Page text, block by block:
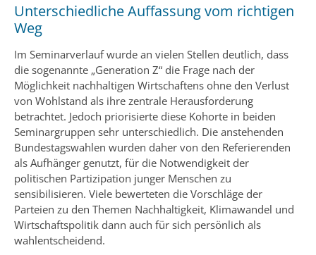
Unterschiedliche Auffassung vom richtigen
Weg
Im Seminarverlauf wurde an vielen Stellen deutlich, dass
die sogenannte „Generation Z“ die Frage nach der
Möglichkeit nachhaltigen Wirtschaftens ohne den Verlust
von Wohlstand als ihre zentrale Herausforderung
betrachtet. Jedoch priorisierte diese Kohorte in beiden
Seminargruppen sehr unterschiedlich. Die anstehenden
Bundestagswahlen wurden daher von den Referierenden
als Aufhänger genutzt, für die Notwendigkeit der
politischen Partizipation junger Menschen zu
sensibilisieren. Viele bewerteten die Vorschläge der
Parteien zu den Themen Nachhaltigkeit, Klimawandel und
Wirtschaftspolitik dann auch für sich persönlich als
wahlentscheidend.